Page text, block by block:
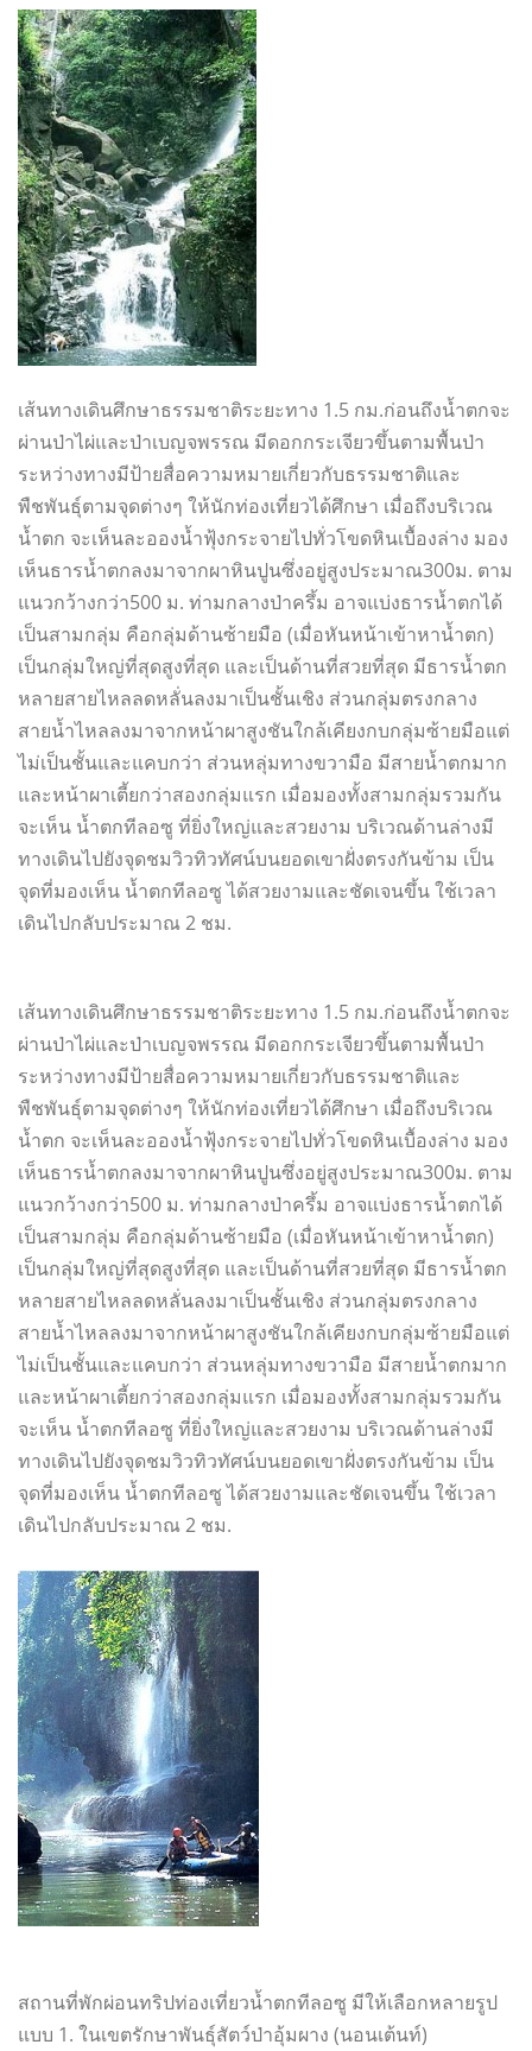
เส้นทางเดินศึกษาธรรมชาติระยะทาง 1.5 กม.ก่อนถึงน้ำตกจะ
ผ่านป่าไผ่และป่าเบญจพรรณ มีดอกกระเจียวขึ้นตามพื้นป่า
ระหว่างทางมีป้ายสื่อความหมายเกี่ยวกับธรรมชาติและ
พืชพันธุ์ตามจุดต่างๆ ให้นักท่องเที่ยวได้ศึกษา เมื่อถึงบริเวณ
น้ำตก จะเห็นละอองน้ำฟุ้งกระจายไปทั่วโขดหินเบื้องล่าง มอง
เห็นธารน้ำตกลงมาจากผาหินปูนซึ่งอยู่สูงประมาณ300ม. ตาม
แนวกว้างกว่า500 ม. ท่ามกลางป่าครึ้ม อาจแบ่งธารน้ำตกได้
เป็นสามกลุ่ม คือกลุ่มด้านซ้ายมือ (เมื่อหันหน้าเข้าหาน้ำตก)
เป็นกลุ่มใหญ่ที่สุดสูงที่สุด และเป็นด้านที่สวยที่สุด มีธารน้ำตก
หลายสายไหลลดหลั่นลงมาเป็นชั้นเชิง ส่วนกลุ่มตรงกลาง
สายน้ำไหลลงมาจากหน้าผาสูงชันใกล้เคียงกบกลุ่มซ้ายมือแต่
ไม่เป็นชั้นและแคบกว่า ส่วนหลุ่มทางขวามือ มีสายน้ำตกมาก
และหน้าผาเตี้ยกว่าสองกลุ่มแรก เมื่อมองทั้งสามกลุ่มรวมกัน
จะเห็น น้ำตกทีลอซู ที่ยิ่งใหญ่และสวยงาม บริเวณด้านล่างมี
ทางเดินไปยังจุดชมวิวทิวทัศน์บนยอดเขาฝั่งตรงกันข้าม เป็น
จุดที่มองเห็น น้ำตกทีลอซู ได้สวยงามและชัดเจนขึ้น ใช้เวลา
เดินไปกลับประมาณ 2 ชม.
เส้นทางเดินศึกษาธรรมชาติระยะทาง 1.5 กม.ก่อนถึงน้ำตกจะ
ผ่านป่าไผ่และป่าเบญจพรรณ มีดอกกระเจียวขึ้นตามพื้นป่า
ระหว่างทางมีป้ายสื่อความหมายเกี่ยวกับธรรมชาติและ
พืชพันธุ์ตามจุดต่างๆ ให้นักท่องเที่ยวได้ศึกษา เมื่อถึงบริเวณ
น้ำตก จะเห็นละอองน้ำฟุ้งกระจายไปทั่วโขดหินเบื้องล่าง มอง
เห็นธารน้ำตกลงมาจากผาหินปูนซึ่งอยู่สูงประมาณ300ม. ตาม
แนวกว้างกว่า500 ม. ท่ามกลางป่าครึ้ม อาจแบ่งธารน้ำตกได้
เป็นสามกลุ่ม คือกลุ่มด้านซ้ายมือ (เมื่อหันหน้าเข้าหาน้ำตก)
เป็นกลุ่มใหญ่ที่สุดสูงที่สุด และเป็นด้านที่สวยที่สุด มีธารน้ำตก
หลายสายไหลลดหลั่นลงมาเป็นชั้นเชิง ส่วนกลุ่มตรงกลาง
สายน้ำไหลลงมาจากหน้าผาสูงชันใกล้เคียงกบกลุ่มซ้ายมือแต่
ไม่เป็นชั้นและแคบกว่า ส่วนหลุ่มทางขวามือ มีสายน้ำตกมาก
และหน้าผาเตี้ยกว่าสองกลุ่มแรก เมื่อมองทั้งสามกลุ่มรวมกัน
จะเห็น น้ำตกทีลอซู ที่ยิ่งใหญ่และสวยงาม บริเวณด้านล่างมี
ทางเดินไปยังจุดชมวิวทิวทัศน์บนยอดเขาฝั่งตรงกันข้าม เป็น
จุดที่มองเห็น น้ำตกทีลอซู ได้สวยงามและชัดเจนขึ้น ใช้เวลา
เดินไปกลับประมาณ 2 ชม.
สถานที่พักผ่อนทริปท่องเที่ยวน้ำตกทีลอซู มีให้เลือกหลายรูป
แบบ 1. ในเขตรักษาพันธุ์สัตว์ป่าอุ้มผาง (นอนเต้นท์)